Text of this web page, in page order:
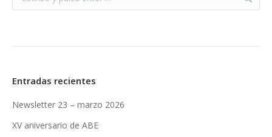
Entradas recientes
Newsletter 23 – marzo 2026
XV aniversario de ABE